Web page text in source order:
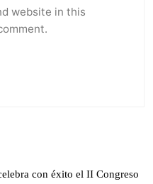
website in this
con éxito el II Congreso